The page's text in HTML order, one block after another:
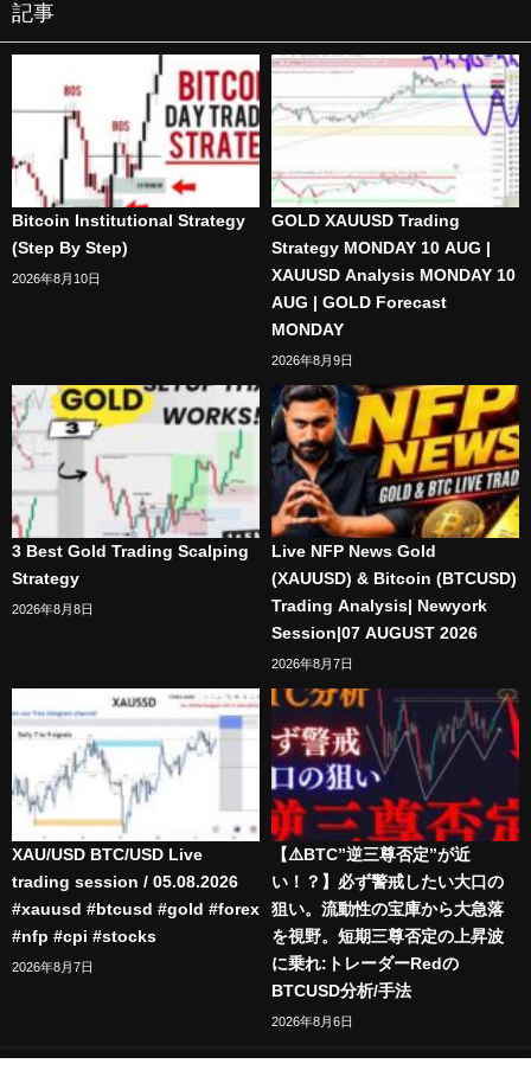
記事
Bitcoin Institutional Strategy
(Step By Step)
2026年8月10日
GOLD XAUUSD Trading
Strategy MONDAY 10 AUG |
XAUUSD Analysis MONDAY 10
AUG | GOLD Forecast
MONDAY
2026年8月9日
3 Best Gold Trading Scalping
Strategy
2026年8月8日
Live NFP News Gold
(XAUUSD) & Bitcoin (BTCUSD)
Trading Analysis| Newyork
Session|07 AUGUST 2026
2026年8月7日
XAU/USD BTC/USD Live
trading session / 05.08.2026
#xauusd #btcusd #gold #forex
#nfp #cpi #stocks
2026年8月7日
【⚠️BTC”逆三尊否定”が近
い！？】必ず警戒したい大口の
狙い。流動性の宝庫から大急落
を視野。短期三尊否定の上昇波
に乗れ:トレーダーRedの
BTCUSD分析/手法
2026年8月6日